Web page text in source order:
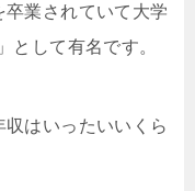
業されていて大学
として有名です。
はいったいいくら